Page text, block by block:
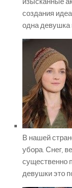
создания
одна девушка
В нашей
убора. Снег,
существенно
девушки это